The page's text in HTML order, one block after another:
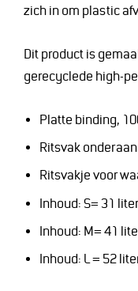
zich in om plastic
Dit product is
gerecyclede high-
Platte binding,
Ritsvak
Ritsvakje voor
Inhoud: S= 31
Inhoud: M= 41
Inhoud: L = 52